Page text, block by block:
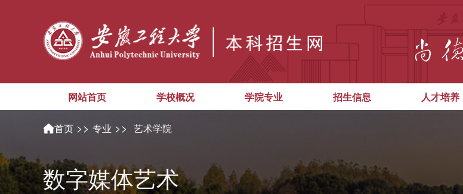
网站首页 学校概况 学院专业 招生信息 人才培养
首页 >> 专业 >> 艺术学院
数字媒体艺术